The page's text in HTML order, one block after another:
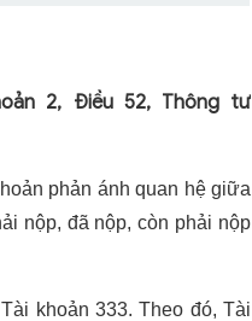
2, Điều 52, Thông tư
phản ánh quan hệ giữa
nộp, đã nộp, còn phải nộp
khoản 333. Theo đó, Tài